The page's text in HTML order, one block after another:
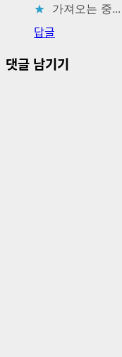
가져오는 중...
답글
댓글 남기기